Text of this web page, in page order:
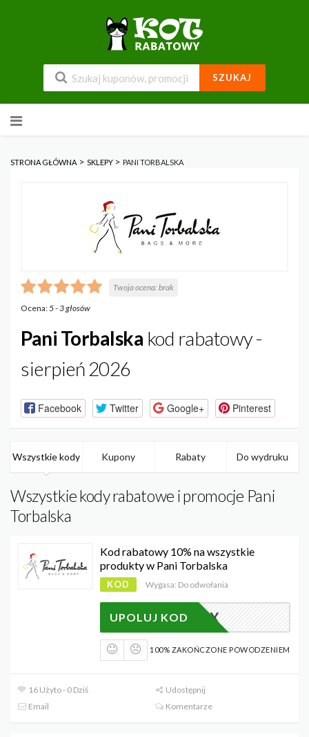
SZUKAJ
do
STRONA GŁÓWNA > SKLEPY > PANI TORBALSKA
Twoja ocena:brak
Ocena:5-3głosów
Pani Torbalska kod rabatowy -
sierpień 2026
Facebook Twitter Google+ Pinterest
Wszystkie kody Kupony Rabaty Do wydruku
Wszystkie kody rabatowe i promocje Pani
Torbalska
Kod rabatowy 10% na wszystkie
produkty w Pani Torbalska
KOD Wygasa: Do odwołania
AFMEX
UPOLUJ KOD
100% ZAKOŃCZONE POWODZENIEM
16 Użyto - 0 Dziś
Udostępnij
Email
Komentarze